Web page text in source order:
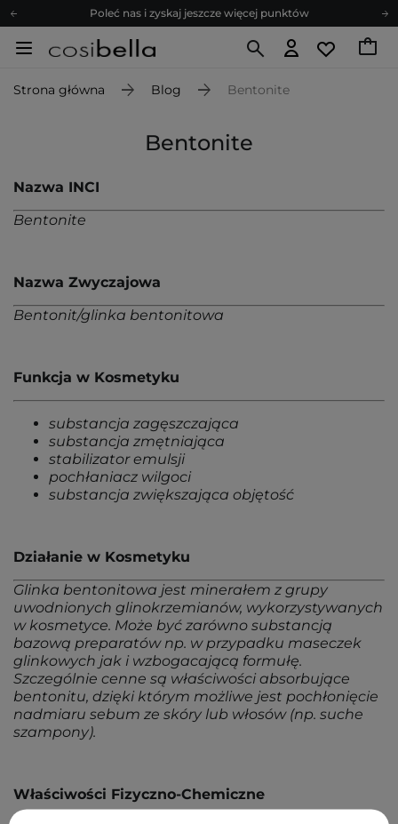
Poleć nas i zyskaj jeszcze więcej punktów
Zapisz się na newsletter pełen porad
Z nami to możliwe! Realizacja zamówienia do 24h.
Zapisz się na newsletter pełen porad
Strona główna Blog Bentonite
Bentonite
Nazwa INCI
Bentonite
Nazwa Zwyczajowa
Bentonit/glinka bentonitowa
Funkcja w Kosmetyku
substancja zagęszczająca
substancja zmętniająca
stabilizator emulsji
pochłaniacz wilgoci
substancja zwiększająca objętość
Działanie w Kosmetyku
Glinka bentonitowa jest minerałem z grupy
uwodnionych glinokrzemianów, wykorzystywanych
w kosmetyce. Może być zarówno substancją
bazową preparatów np. w przypadku maseczek
glinkowych jak i wzbogacającą formułę.
Szczególnie cenne są właściwości absorbujące
bentonitu, dzięki którym możliwe jest pochłonięcie
nadmiaru sebum ze skóry lub włosów (np. suche
szampony).
Właściwości Fizyczno-Chemiczne